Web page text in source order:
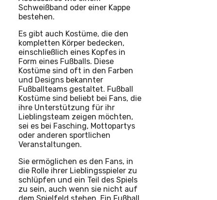
Schweißband oder einer Kappe
bestehen.
Es gibt auch Kostüme, die den
kompletten Körper bedecken,
einschließlich eines Kopfes in
Form eines Fußballs. Diese
Kostüme sind oft in den Farben
und Designs bekannter
Fußballteams gestaltet. Fußball
Kostüme sind beliebt bei Fans, die
ihre Unterstützung für ihr
Lieblingsteam zeigen möchten,
sei es bei Fasching, Mottopartys
oder anderen sportlichen
Veranstaltungen.
Sie ermöglichen es den Fans, in
die Rolle ihrer Lieblingsspieler zu
schlüpfen und ein Teil des Spiels
zu sein, auch wenn sie nicht auf